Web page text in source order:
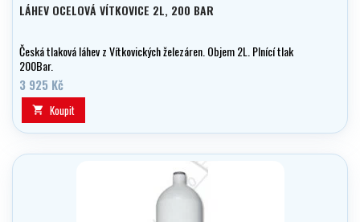
LÁHEV OCELOVÁ VÍTKOVICE 2L, 200 BAR
Česká tlaková láhev z Vítkovických železáren. Objem 2L. Plnící tlak
200Bar.
3 925 Kč
 Koupit